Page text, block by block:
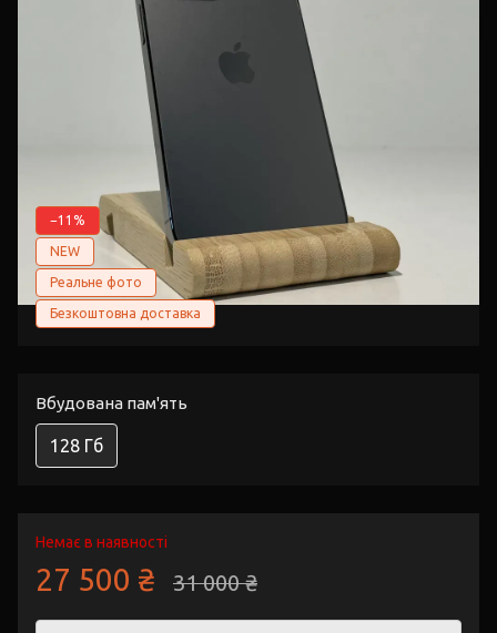
−11%
NEW
Реальне фото
Безкоштовна доставка
Вбудована пам'ять
128 Гб
Немає в наявності
27 500 ₴ 31 000 ₴